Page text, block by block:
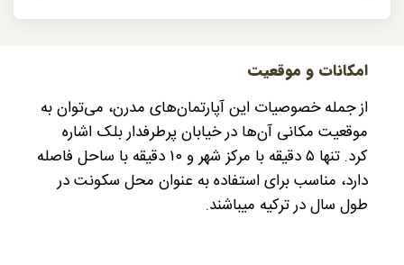
امکانات و موقعیت
از جمله خصوصیات این آپارتمان‌های مدرن، می‌توان به
موقعیت مکانی آن‌ها در خیابان پرطرفدار بلک اشاره
کرد. تنها ۵ دقیقه با مرکز شهر و ۱۰ دقیقه با ساحل فاصله
دارد، مناسب برای استفاده به عنوان محل سکونت در
طول سال در ترکیه میباشند.